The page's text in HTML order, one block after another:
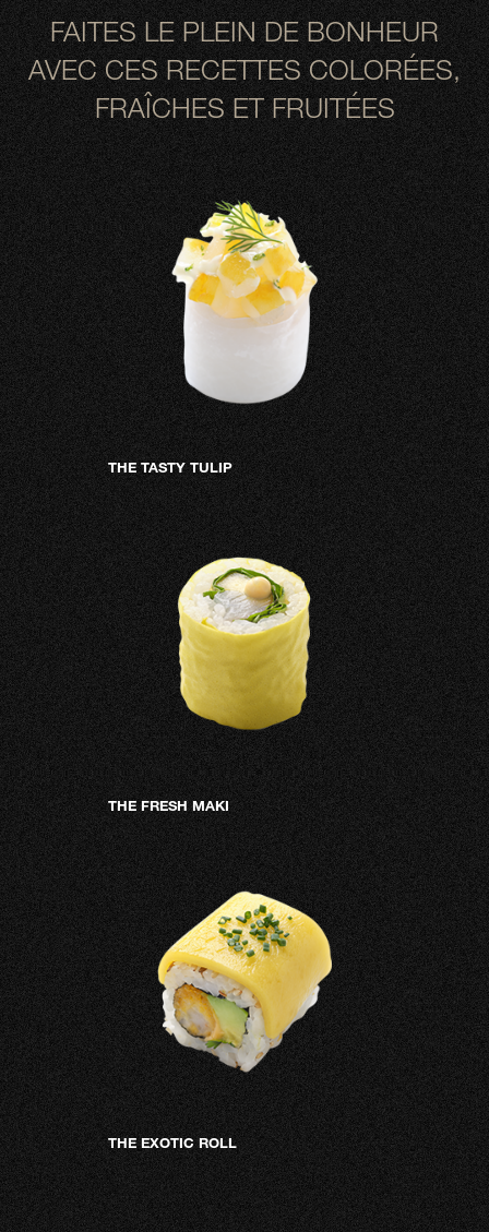
FAITES LE PLEIN DE BONHEUR
AVEC CES RECETTES COLORÉES,
FRAÎCHES ET FRUITÉES
THE TASTY TULIP
THE FRESH MAKI
THE EXOTIC ROLL